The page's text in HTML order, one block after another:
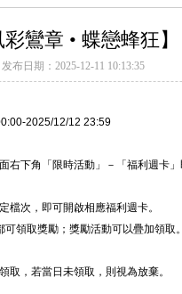
彩鸞章 • 蝶戀蜂狂】
发布日期：2025-12-11 10:13:35
2025/12/12 23:59
右下角「限時活動」－「福利週卡
檔次，即可開啟相應福利週卡。
可領取獎勵；獎勵活動可以疊加領取。
取，若當日未領取，則視為放棄。